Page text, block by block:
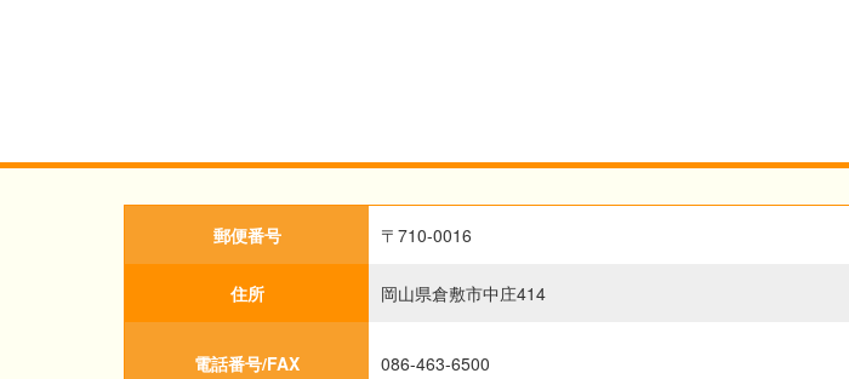
郵便番号 〒710-0016
住所 岡山県倉敷市中庄414
電話番号/FAX 086-463-6500